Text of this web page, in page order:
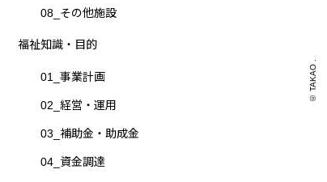
08_その他施設
福祉知識・目的
01_事業計画
02_経営・運用
03_補助金・助成金
04_資金調達
© TAKAO .